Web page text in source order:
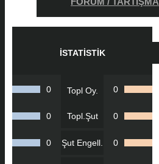
İSTATISTIK
0 Topl Oy. 0
0 Topl.Şut 0
0 Şut Engell. 0